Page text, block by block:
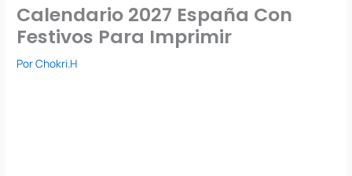
Calendario 2027 España Con
Festivos Para Imprimir
PorChokri.H